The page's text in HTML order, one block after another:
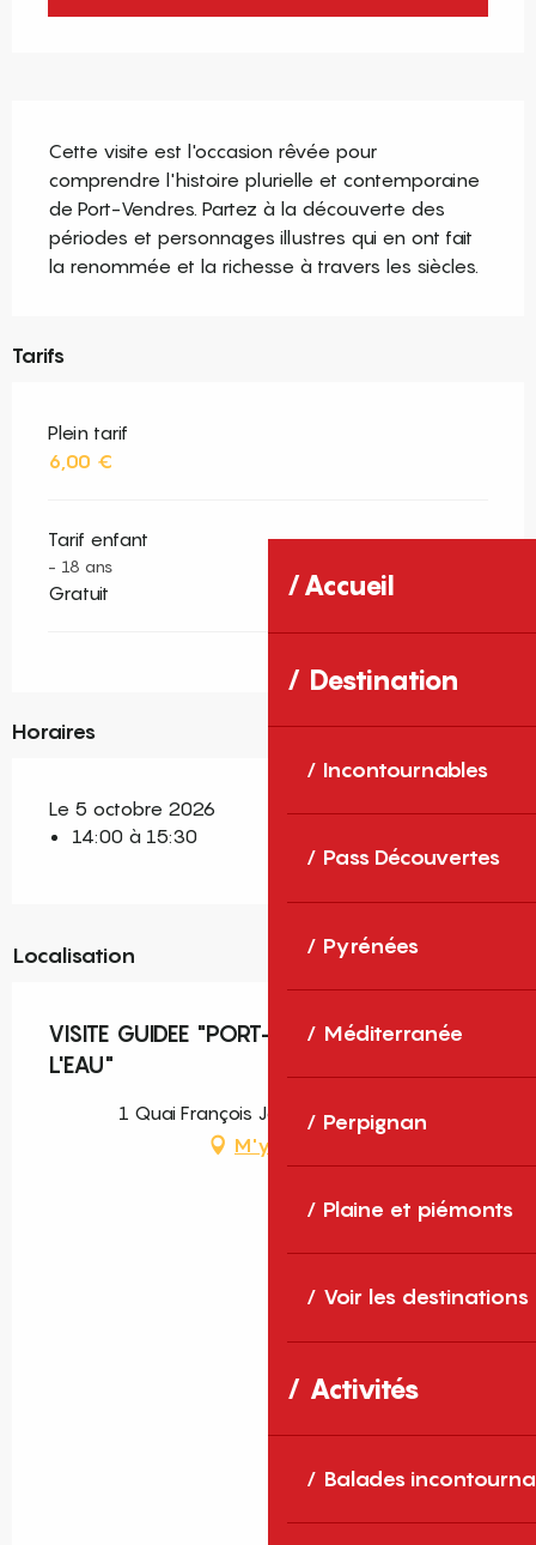
Accueil
Destination
Incontournables
Pass Découvertes
Pyrénées
Méditerranée
Perpignan
Plaine et piémonts
Voir les destinations
Activités
Balades
Cette visite est l'occasion rêvée pour
comprendre l'histoire plurielle et contemporaine
de Port-Vendres. Partez à la découverte des
périodes et personnages illustres qui en ont fait
la renommée et la richesse à travers les siècles.
Tarifs
Plein tarif
6,00 €
Tarif enfant
- 18 ans
Gratuit
Horaires
Le 5 octobre 2026
14:00 à 15:30
Localisation
VISITE GUIDEE "PORT-VENDRES AU FIL DE
L'EAU"
1 Quai François Joly, Port-Vendres
M'y rendre